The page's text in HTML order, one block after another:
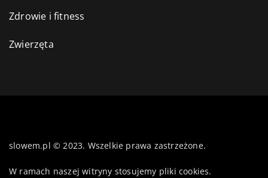
Zdrowie i fitness
Zwierzęta
slowem.pl © 2023. Wszelkie prawa zastrzeżone.
W ramach naszej witryny stosujemy pliki cookies.